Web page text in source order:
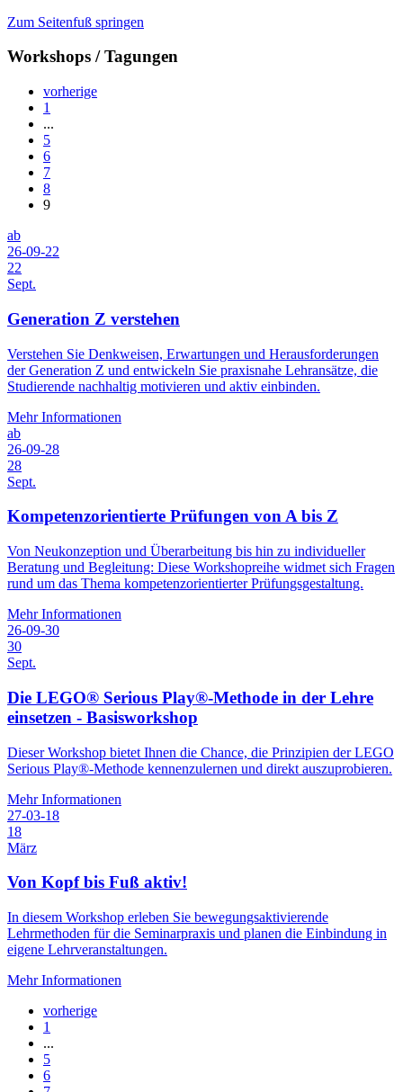
Zum Seitenfuß springen
Workshops / Tagungen
vorherige
1
...
5
6
7
8
9
ab
26-09-22
22
Sept.
Generation Z verstehen
Verstehen Sie Denkweisen, Erwartungen und Herausforderungen
der Generation Z und entwickeln Sie praxisnahe Lehransätze, die
Studierende nachhaltig motivieren und aktiv einbinden.
Mehr Informationen
ab
26-09-28
28
Sept.
Kompetenzorientierte Prüfungen von A bis Z
Von Neukonzeption und Überarbeitung bis hin zu individueller
Beratung und Begleitung: Diese Workshopreihe widmet sich Fragen
rund um das Thema kompetenzorientierter Prüfungsgestaltung.
Mehr Informationen
26-09-30
30
Sept.
Die LEGO® Serious Play®-Methode in der Lehre
einsetzen - Basisworkshop
Dieser Workshop bietet Ihnen die Chance, die Prinzipien der LEGO
Serious Play®-Methode kennenzulernen und direkt auszuprobieren.
Mehr Informationen
27-03-18
18
März
Von Kopf bis Fuß aktiv!
In diesem Workshop erleben Sie bewegungsaktivierende
Lehrmethoden für die Seminarpraxis und planen die Einbindung in
eigene Lehrveranstaltungen.
Mehr Informationen
vorherige
1
...
5
6